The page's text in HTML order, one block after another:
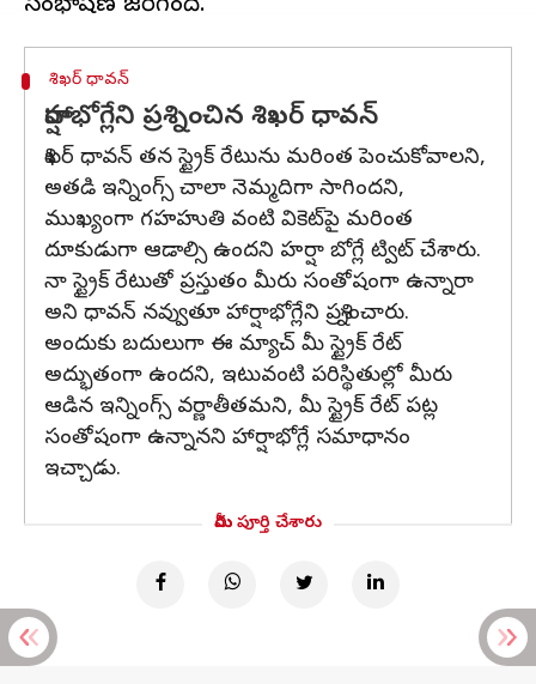
శిఖర్ ధావన్
హార్షాభోగ్లేని ప్రశ్నించిన శిఖర్ ధావన్
శిఖర్ ధావన్ తన స్ట్రైక్ రేటును మరింత పెంచుకోవాలని,
అతడి ఇన్నింగ్స్ చాలా నెమ్మదిగా సాగిందని,
ముఖ్యంగా గహహుతి వంటి వికెట్‌పై మరింత
దూకుడుగా ఆడాల్సి ఉందని హర్షా బోగ్లే ట్విట్ చేశారు.
నా స్ట్రైక్ రేటుతో ప్రస్తుతం మీరు సంతోషంగా ఉన్నారా
అని ధావన్ నవ్వుతూ హార్షాభోగ్లేని ప్రశ్నించారు.
అందుకు బదులుగా ఈ మ్యాచ్ మీ స్ట్రైక్ రేట్
అద్భుతంగా ఉందని, ఇటువంటి పరిస్థితుల్లో మీరు
ఆడిన ఇన్నింగ్స్ వర్ణాతీతమని, మీ స్ట్రైక్ రేట్ పట్ల
సంతోషంగా ఉన్నానని హార్షాభోగ్లే సమాధానం
ఇచ్చాడు.
మీరు పూర్తి చేశారు